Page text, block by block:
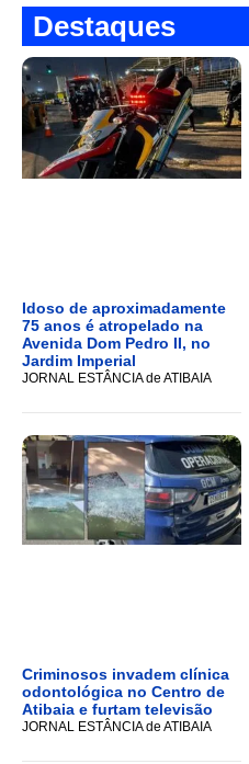
Destaques
Idoso de aproximadamente
75 anos é atropelado na
Avenida Dom Pedro II, no
Jardim Imperial
JORNAL ESTÂNCIA de ATIBAIA
Criminosos invadem clínica
odontológica no Centro de
Atibaia e furtam televisão
JORNAL ESTÂNCIA de ATIBAIA